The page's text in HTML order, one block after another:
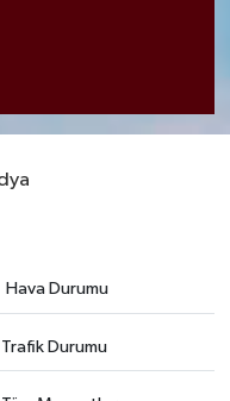
Hava Durumu
Trafik Durumu